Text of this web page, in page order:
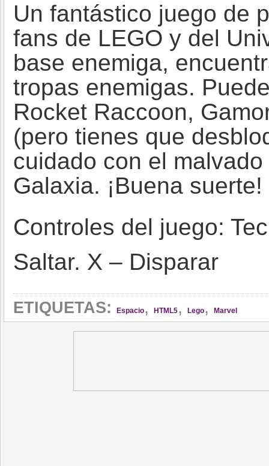
Un fantástico juego de
fans de LEGO y del
base enemiga,
tropas enemigas.
Rocket Raccoon,
(pero tienes que
cuidado con el
Galaxia. ¡Buena suerte!
Controles del juego:
Saltar. X – Disparar
ETIQUETAS: Espacio, HTML5, Lego, Marvel